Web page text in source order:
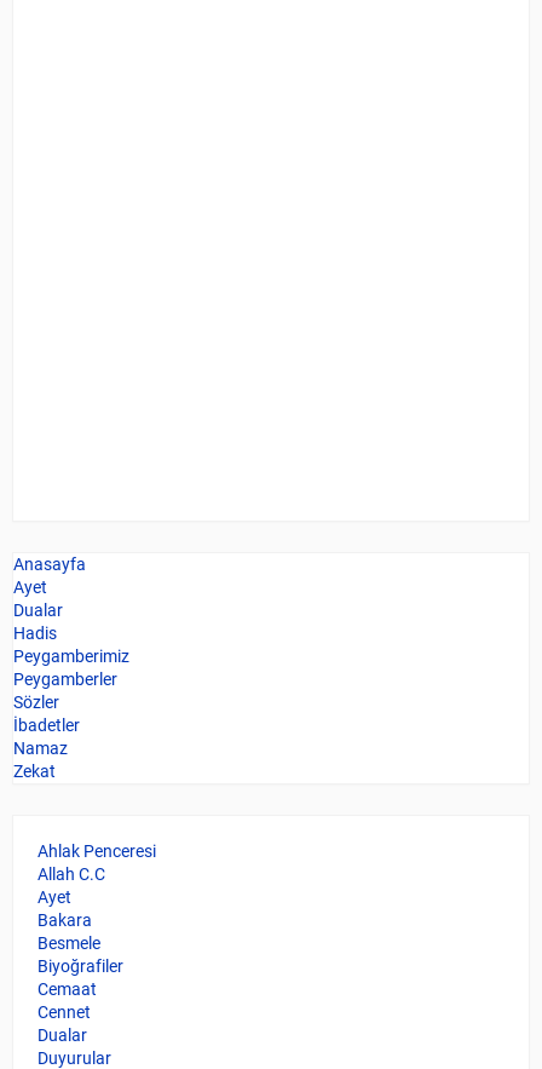
Anasayfa
Ayet
Dualar
Hadis
Peygamberimiz
Peygamberler
Sözler
İbadetler
Namaz
Zekat
Ahlak Penceresi
Allah C.C
Ayet
Bakara
Besmele
Biyoğrafiler
Cemaat
Cennet
Dualar
Duyurular